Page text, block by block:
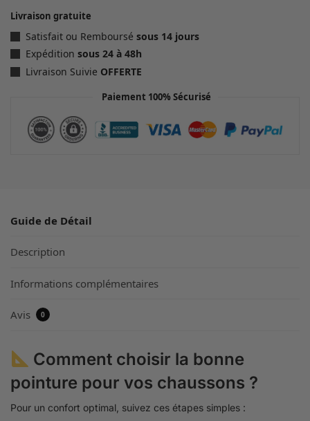
Livraison gratuite
Satisfait ou Remboursé sous 14 jours
Expédition sous 24 à 48h
Livraison Suivie OFFERTE
Paiement 100% Sécurisé
Guide de Détail
Description
Informations complémentaires
Avis 0
Comment choisir la bonne
pointure pour vos chaussons ?
Pour un confort optimal, suivez ces étapes simples :